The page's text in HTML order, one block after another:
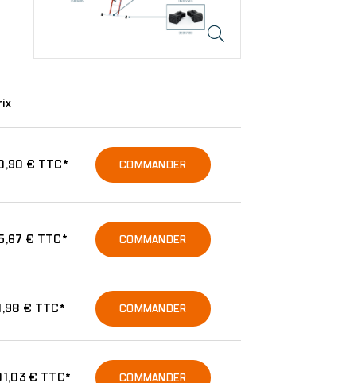
€ TTC* COMMANDER
€ TTC* COMMANDER
€ TTC* COMMANDER
€ TTC* COMMANDER